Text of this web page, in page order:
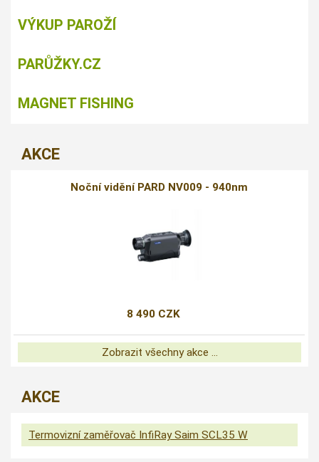
VÝKUP PAROŽÍ
PARŮŽKY.CZ
MAGNET FISHING
AKCE
Noční vidění PARD NV009 - 940nm
8 490 CZK
Zobrazit všechny akce ...
AKCE
Termovizní zaměřovač InfiRay Saim SCL35 W